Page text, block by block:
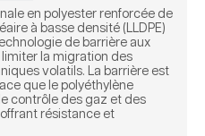
en polyester renforcée de
à basse densité (LLDPE)
de barrière aux
limiter la migration des
volatils. La barrière est
que le polyéthylène
contrôle des gaz et des
résistance et